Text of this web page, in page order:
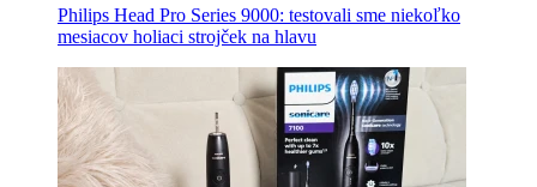
Philips Head Pro Series 9000: testovali sme niekoľko
mesiacov holiaci strojček na hlavu